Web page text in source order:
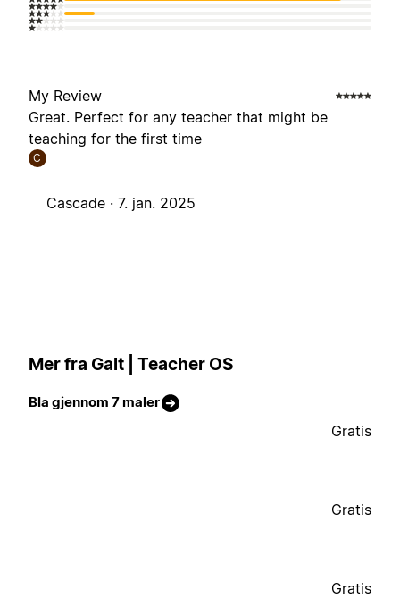
My Review
Great. Perfect for any teacher that might be
teaching for the first time
C
Cascade · 7. jan. 2025
Mer fra Galt | Teacher OS
Bla gjennom 7 maler
Gratis
Gratis
Gratis